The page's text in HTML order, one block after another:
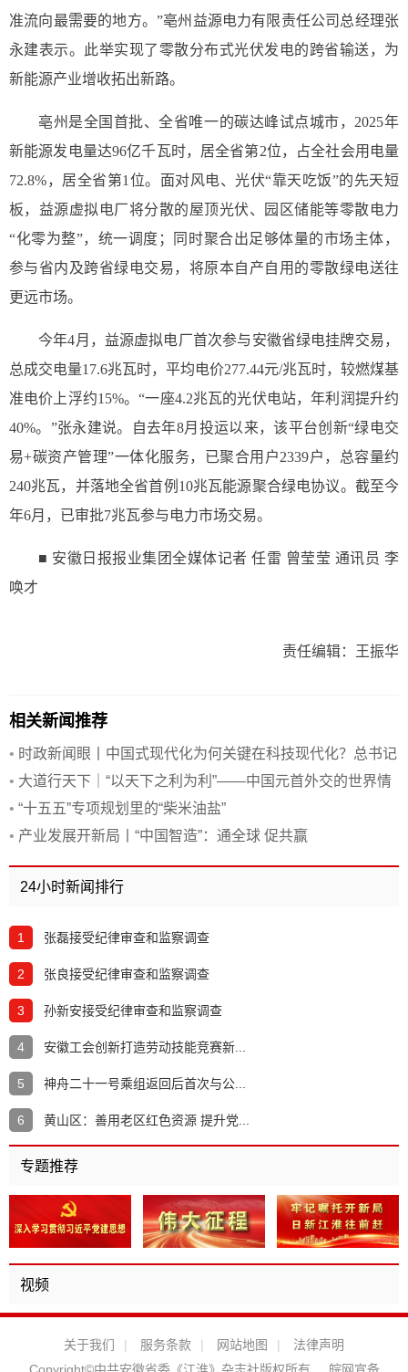
准流向最需要的地方。”亳州益源电力有限责任公司总经理张
永建表示。此举实现了零散分布式光伏发电的跨省输送，为
新能源产业增收拓出新路。
亳州是全国首批、全省唯一的碳达峰试点城市，2025年
新能源发电量达96亿千瓦时，居全省第2位，占全社会用电量
72.8%，居全省第1位。面对风电、光伏“靠天吃饭”的先天短
板，益源虚拟电厂将分散的屋顶光伏、园区储能等零散电力
“化零为整”，统一调度；同时聚合出足够体量的市场主体，
参与省内及跨省绿电交易，将原本自产自用的零散绿电送往
更远市场。
今年4月，益源虚拟电厂首次参与安徽省绿电挂牌交易，
总成交电量17.6兆瓦时，平均电价277.44元/兆瓦时，较燃煤基
准电价上浮约15%。“一座4.2兆瓦的光伏电站，年利润提升约
40%。”张永建说。自去年8月投运以来，该平台创新“绿电交
易+碳资产管理”一体化服务，已聚合用户2339户，总容量约
240兆瓦，并落地全省首例10兆瓦能源聚合绿电协议。截至今
年6月，已审批7兆瓦参与电力市场交易。
■ 安徽日报报业集团全媒体记者 任雷 曾莹莹 通讯员 李
唤才
责任编辑：王振华
相关新闻推荐
• 时政新闻眼丨中国式现代化为何关键在科技现代化？总书记
作出战略指引
• 大道行天下｜“以天下之利为利”——中国元首外交的世界情
怀与大国气派
• “十五五”专项规划里的“柴米油盐”
• 产业发展开新局丨“中国智造”：通全球 促共赢
24小时新闻排行
1 张磊接受纪律审查和监察调查
2 张良接受纪律审查和监察调查
3 孙新安接受纪律审查和监察调查
4 安徽工会创新打造劳动技能竞赛新...
5 神舟二十一号乘组返回后首次与公...
6 黄山区：善用老区红色资源 提升党...
专题推荐
视频
关于我们 | 服务条款 | 网站地图 |
法律声明